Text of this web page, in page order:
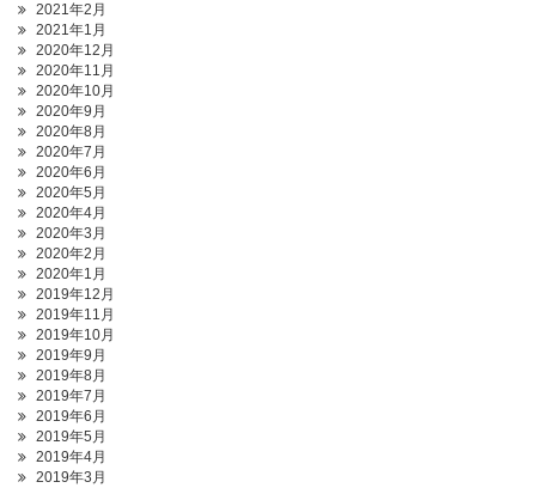
2021年2月
2021年1月
2020年12月
2020年11月
2020年10月
2020年9月
2020年8月
2020年7月
2020年6月
2020年5月
2020年4月
2020年3月
2020年2月
2020年1月
2019年12月
2019年11月
2019年10月
2019年9月
2019年8月
2019年7月
2019年6月
2019年5月
2019年4月
2019年3月